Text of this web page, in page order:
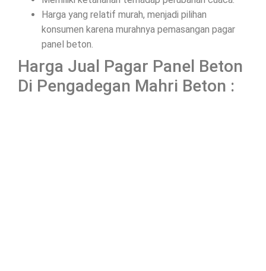
Harga yang relatif murah, menjadi pilihan
konsumen karena murahnya pemasangan pagar
panel beton.
Harga Jual Pagar Panel Beton
Di Pengadegan Mahri Beton :